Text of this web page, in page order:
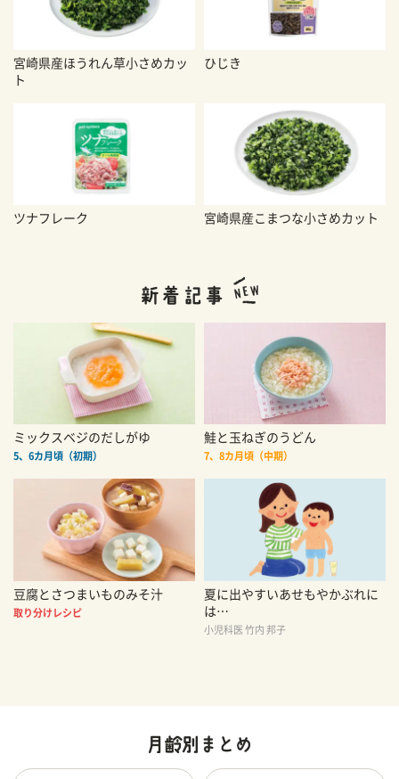
宮崎県産ほうれん草小さめカッ
ト
ひじき
ツナフレーク 宮崎県産こまつな小さめカット
ミックスベジのだしがゆ
5、6カ月頃（初期）
鮭と玉ねぎのうどん
7、8カ月頃（中期）
豆腐とさつまいものみそ汁
取り分けレシピ
夏に出やすいあせもやかぶれに
は…
小児科医 竹内 邦子